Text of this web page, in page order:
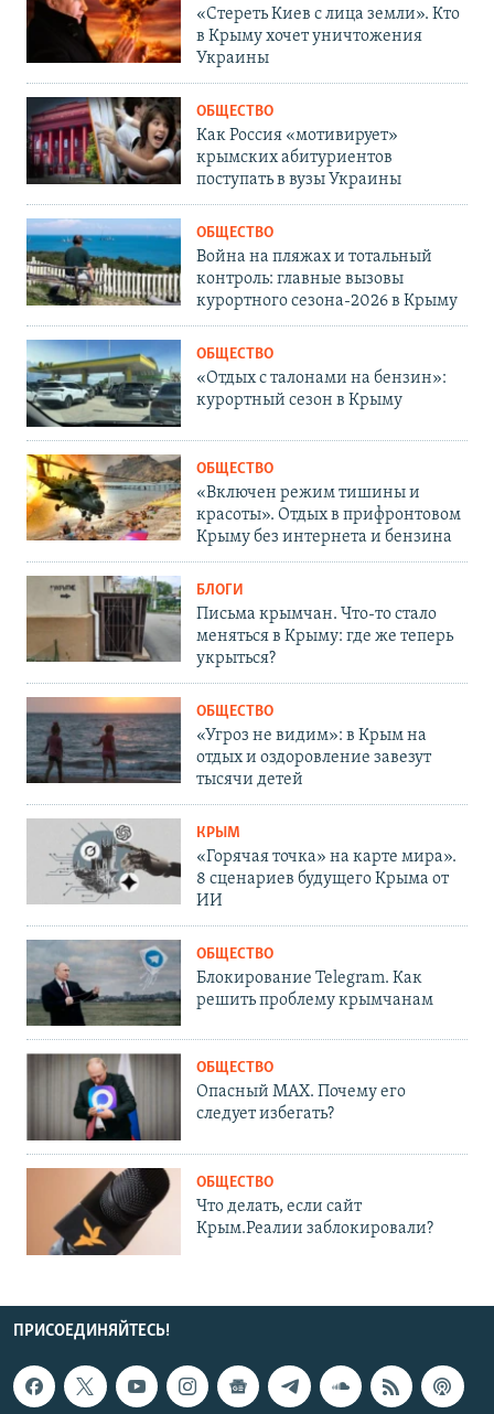
«Стереть Киев с лица земли». Кто
в Крыму хочет уничтожения
Украины
ОБЩЕСТВО
Как Россия «мотивирует»
крымских абитуриентов
поступать в вузы Украины
ОБЩЕСТВО
Война на пляжах и тотальный
контроль: главные вызовы
курортного сезона-2026 в Крыму
ОБЩЕСТВО
«Отдых с талонами на бензин»:
курортный сезон в Крыму
ОБЩЕСТВО
«Включен режим тишины и
красоты». Отдых в прифронтовом
Крыму без интернета и бензина
БЛОГИ
Письма крымчан. Что-то стало
меняться в Крыму: где же теперь
укрыться?
ОБЩЕСТВО
«Угроз не видим»: в Крым на
отдых и оздоровление завезут
тысячи детей
КРЫМ
«Горячая точка» на карте мира».
8 сценариев будущего Крыма от
ИИ
ОБЩЕСТВО
Блокирование Telegram. Как
решить проблему крымчанам
ОБЩЕСТВО
Опасный MAX. Почему его
следует избегать?
ОБЩЕСТВО
Что делать, если сайт
Крым.Реалии заблокировали?
ПРИСОЕДИНЯЙТЕСЬ!